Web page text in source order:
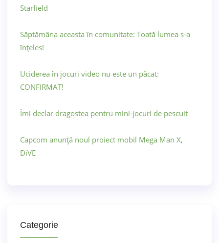
Starfield
Săptămâna aceasta în comunitate: Toată lumea s-a
înțeles!
Uciderea în jocuri video nu este un păcat:
CONFIRMAT!
Îmi declar dragostea pentru mini-jocuri de pescuit
Capcom anunță noul proiect mobil Mega Man X,
DiVE
Categorie